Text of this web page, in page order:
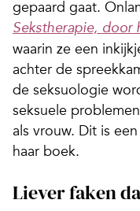
gepaard gaat.
Sekstherapie, door
waarin ze een
achter de
de seksuologie
seksuele
als vrouw. Dit is
haar boek.
Liever faken